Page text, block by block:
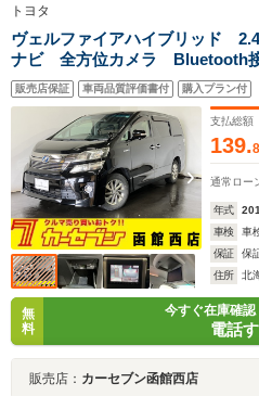
トヨタ
ヴェルファイアハイブリッド
ナビ 全方位カメラ Bluetooth
Wエアコン フリップダウンモニ
ドドア プッシュスタート フル
販売店保証 車両品質評価書付 購入プラン付
支払総額
139.8
通常ロー
年式
車検
車
保証
保
住所
北
無
料
今すぐ在庫確
電話
販売店： カーセブン函館西店